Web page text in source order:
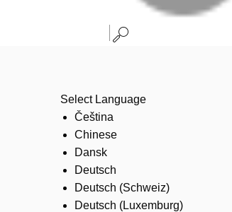
Select Language
Čeština
Chinese
Dansk
Deutsch
Deutsch (Schweiz)
Deutsch (Luxemburg)